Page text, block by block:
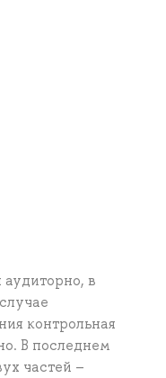
аудиторно, в
контрольная
В последнем
частей –